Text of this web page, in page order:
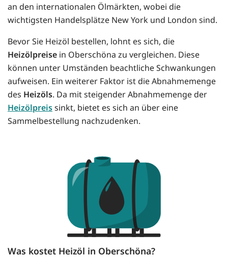
an den internationalen Ölmärkten, wobei die
wichtigsten Handelsplätze New York und London sind.
Bevor Sie Heizöl bestellen, lohnt es sich, die
Heizölpreise in Oberschöna zu vergleichen. Diese
können unter Umständen beachtliche Schwankungen
aufweisen. Ein weiterer Faktor ist die Abnahmemenge
des Heizöls. Da mit steigender Abnahmemenge der
Heizölpreissinkt, bietet es sich an über eine
Sammelbestellung nachzudenken.
Was kostet Heizöl in Oberschöna?